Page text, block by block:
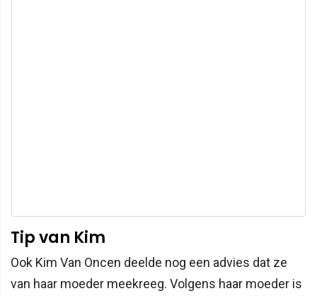
Tip van Kim
Ook Kim Van Oncen deelde nog een advies dat ze
van haar moeder meekreeg. Volgens haar moeder is